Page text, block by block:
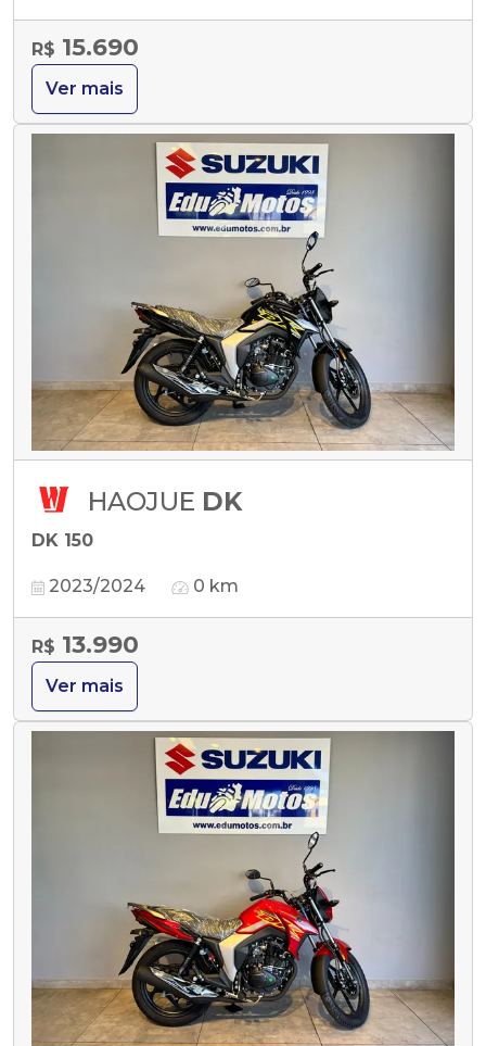
R$ 15.690
Ver mais
HAOJUE DK
DK 150
2023/2024 0 km
R$ 13.990
Ver mais